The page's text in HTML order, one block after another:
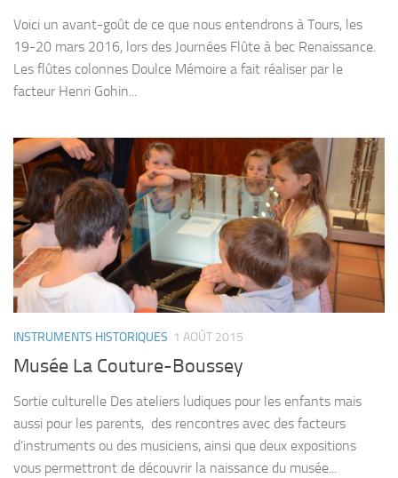
Voici un avant-goût de ce que nous entendrons à Tours, les
19-20 mars 2016, lors des Journées Flûte à bec Renaissance.
Les flûtes colonnes Doulce Mémoire a fait réaliser par le
facteur Henri Gohin...
INSTRUMENTS HISTORIQUES 1 AOÛT 2015
Musée La Couture-Boussey
Sortie culturelle Des ateliers ludiques pour les enfants mais
aussi pour les parents, des rencontres avec des facteurs
d’instruments ou des musiciens, ainsi que deux expositions
vous permettront de découvrir la naissance du musée...